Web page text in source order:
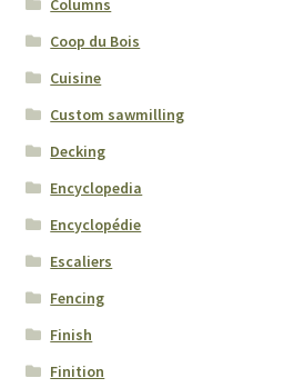
Forest Pests
Grades
Wood Anatomy
Worker’s Health
Information
Columns
Coop du Bois
Cuisine
Custom sawmilling
Decking
Encyclopedia
Encyclopédie
Escaliers
Fencing
Finish
Finition